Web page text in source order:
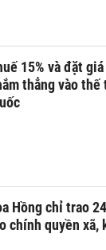
15% và đặt
thẳng vào
Hồng chỉ trao
chính quyền